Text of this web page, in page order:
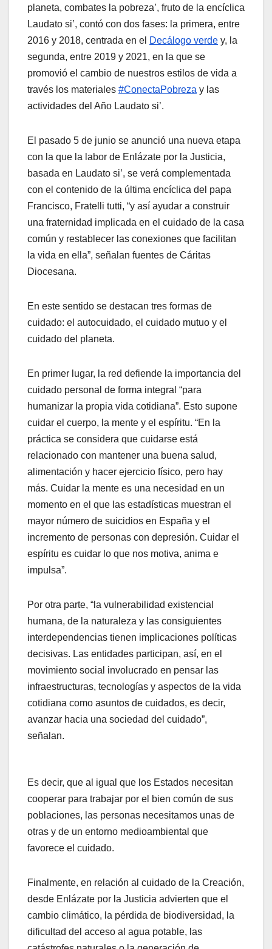
planeta, combates la pobreza’, fruto de la encíclica
Laudato si’, contó con dos fases: la primera, entre
2016 y 2018, centrada en el Decálogo verde y, la
segunda, entre 2019 y 2021, en la que se
promovió el cambio de nuestros estilos de vida a
través los materiales #ConectaPobreza y las
actividades del Año Laudato si’.
El pasado 5 de junio se anunció una nueva etapa
con la que la labor de Enlázate por la Justicia,
basada en Laudato si’, se verá complementada
con el contenido de la última encíclica del papa
Francisco, Fratelli tutti, “y así ayudar a construir
una fraternidad implicada en el cuidado de la casa
común y restablecer las conexiones que facilitan
la vida en ella”, señalan fuentes de Cáritas
Diocesana.
En este sentido se destacan tres formas de
cuidado: el autocuidado, el cuidado mutuo y el
cuidado del planeta.
En primer lugar, la red defiende la importancia del
cuidado personal de forma integral “para
humanizar la propia vida cotidiana”. Esto supone
cuidar el cuerpo, la mente y el espíritu. “En la
práctica se considera que cuidarse está
relacionado con mantener una buena salud,
alimentación y hacer ejercicio físico, pero hay
más. Cuidar la mente es una necesidad en un
momento en el que las estadísticas muestran el
mayor número de suicidios en España y el
incremento de personas con depresión. Cuidar el
espíritu es cuidar lo que nos motiva, anima e
impulsa”.
Por otra parte, “la vulnerabilidad existencial
humana, de la naturaleza y las consiguientes
interdependencias tienen implicaciones políticas
decisivas. Las entidades participan, así, en el
movimiento social involucrado en pensar las
infraestructuras, tecnologías y aspectos de la vida
cotidiana como asuntos de cuidados, es decir,
avanzar hacia una sociedad del cuidado”,
señalan.
Es decir, que al igual que los Estados necesitan
cooperar para trabajar por el bien común de sus
poblaciones, las personas necesitamos unas de
otras y de un entorno medioambiental que
favorece el cuidado.
Finalmente, en relación al cuidado de la Creación,
desde Enlázate por la Justicia advierten que el
cambio climático, la pérdida de biodiversidad, la
dificultad del acceso al agua potable, las